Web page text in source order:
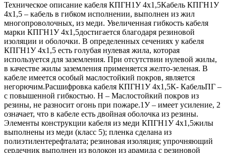
Техническое описание кабеля КПГН1У 4х1,5Кабель КПГН1У
4х1,5 – кабель в гибком исполнении, выполнен из жил
многопроволочных, из меди. Увеличенная гибкость кабеля
марки КПГН1У 4х1,5достигается благодаря резиновой
изоляции и оболочки. В определенных сечениях у кабеля
КПГН1У 4х1,5 есть голубая нулевая жила, которая
используется для заземления. При отсутствии нулевой жилы,
в качестве жилы заземления применяется желто-зеленая. В
кабеле имеется особый маслостойкий покров, является
негорючим.Расшифровка кабеля КПГН1У 4х1,5К- КабельПГ –
с повышенной гибкостью. Н – Маслостойкий покров из
резины, не разносит огонь при пожаре.1У – имеет усиление, 2
означает, что в кабеле есть двойная оболочка из резины.
Элементы конструкции кабеля из меди КПГН1У 4х1,5жилы
выполнены из меди (класс 5); пленка сделана из
полиэтилентерефталата; резиновая изоляция; упрочняющий
сердечник выполнен из волокон из арамида с резиновой